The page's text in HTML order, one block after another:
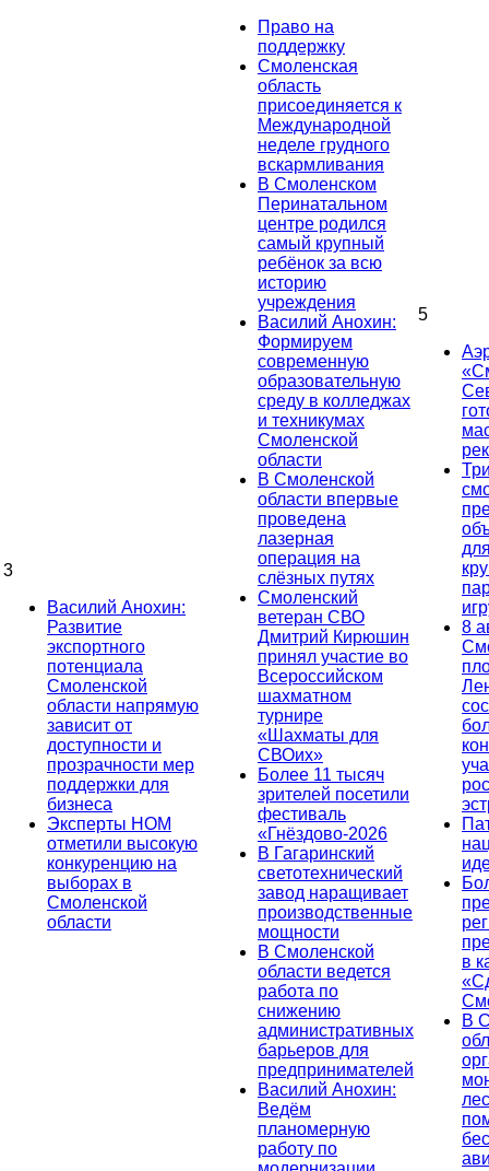
3
Василий Анохин:
Развитие
экспортного
потенциала
Смоленской
области напрямую
зависит от
доступности и
прозрачности мер
поддержки для
бизнеса
Эксперты НОМ
отметили высокую
конкуренцию на
выборах в
Смоленской
области
Право на
поддержку
Смоленская
область
присоединяется к
Международной
неделе грудного
вскармливания
В Смоленском
Перинатальном
центре родился
самый крупный
ребёнок за всю
историю
учреждения
Василий Анохин:
Формируем
современную
образовательную
среду в колледжах
и техникумах
Смоленской
области
В Смоленской
области впервые
проведена
лазерная
операция на
слёзных путях
Смоленский
ветеран СВО
Дмитрий Кирюшин
принял участие во
Всероссийском
шахматном
турнире
«Шахматы для
СВОих»
Более 11 тысяч
зрителей посетили
фестиваль
«Гнёздово-2026
В Гагаринский
светотехнический
завод наращивает
производственные
мощности
В Смоленской
области ведется
работа по
снижению
административных
барьеров для
предпринимателей
Василий Анохин:
Ведём
планомерную
работу по
5
8
в
В